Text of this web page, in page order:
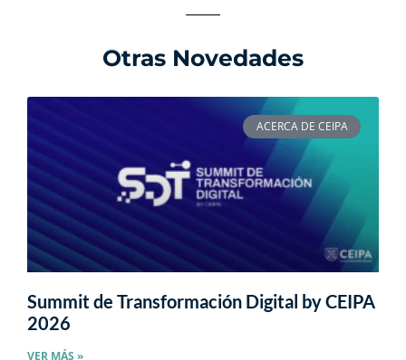
Otras Novedades
ACERCA DE CEIPA
Summit de Transformación Digital by CEIPA
2026
VER MÁS »